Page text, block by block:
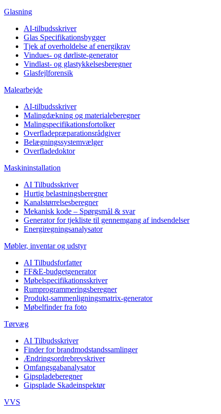
Glasning
AI-tilbudsskriver
Glas Specifikationsbygger
Tjek af overholdelse af energikrav
Vindues- og dørliste-generator
Vindlast- og glastykkelsesberegner
Glasfejlforensik
Malearbejde
AI-tilbudsskriver
Malingdækning og materialeberegner
Malingspecifikationsfortolker
Overfladepræparationsrådgiver
Belægningssystemvælger
Overfladedoktor
Maskininstallation
AI Tilbudsskriver
Hurtig belastningsberegner
Kanalstørrelsesberegner
Mekanisk kode – Spørgsmål & svar
Generator for tjekliste til gennemgang af indsendelser
Energiregningsanalysator
Møbler, inventar og udstyr
AI Tilbudsforfatter
FF&E-budgetgenerator
Møbelspecifikationsskriver
Rumprogrammeringsberegner
Produkt-sammenligningsmatrix-generator
Møbelfinder fra foto
Tørvæg
AI Tilbudsskriver
Finder for brandmodstandssamlinger
Ændringsordrebrevskriver
Omfangsgabanalysator
Gipspladeberegner
Gipsplade Skadeinspektør
VVS